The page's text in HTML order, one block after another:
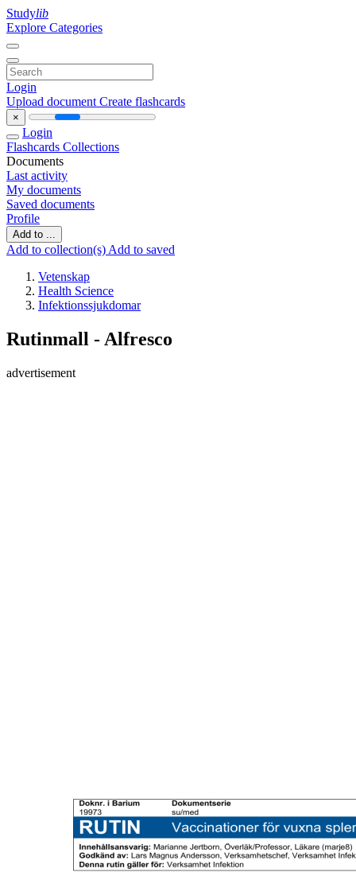
Studylib
Explore Categories
Login
Upload document Create flashcards
×
Login
Flashcards Collections
Documents
Last activity
My documents
Saved documents
Profile
Add to ...
Add to collection(s) Add to saved
Vetenskap
Health Science
Infektionssjukdomar
Rutinmall - Alfresco
advertisement